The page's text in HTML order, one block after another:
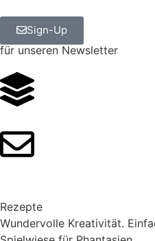
Sign-Up
für unseren Newsletter
Rezepte
Wundervolle Kreativität.